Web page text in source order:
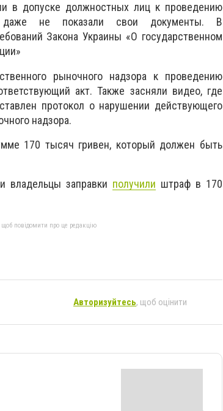
в допуске должностных лиц к проведению
даже не показали свои документы. В
Закона Украины «О государственном
рыночного надзора к проведению
акт. Также засняли видео, где
протокол о нарушении действующего
надзора.
170 тысяч гривен, который должен быть
владельцы заправки получили штраф в 170
повідомити про це редакцію
Авторизуйтесь, щоб оцінити